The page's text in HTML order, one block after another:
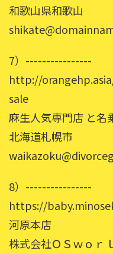
和歌山県和歌山
7）----------------
http://
sale
麻生人気専門店 と名
北海道札幌市
8）----------------
https://
河原本店
株式会社ＯＳｗｏｒ